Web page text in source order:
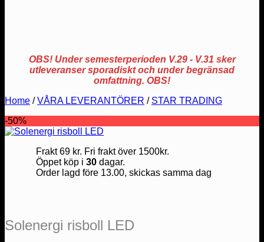
OBS! Under semesterperioden V.29 - V.31 sker
utleveranser sporadiskt och under begränsad
omfattning. OBS!
Home / VÅRA LEVERANTÖRER / STAR TRADING
-50%
Frakt 69 kr. Fri frakt över 1500kr.
Öppet köp i 30dagar.
Order lagd före 13.00, skickas samma dag
Solenergi risboll LED